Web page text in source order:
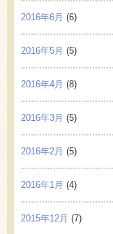
2016年6月 (6)
2016年5月 (5)
2016年4月 (8)
2016年3月 (5)
2016年2月 (5)
2016年1月 (4)
2015年12月 (7)